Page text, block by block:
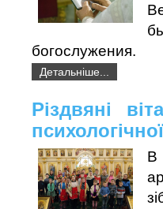
богослужения.
Детальніше...
Різдвяні
В